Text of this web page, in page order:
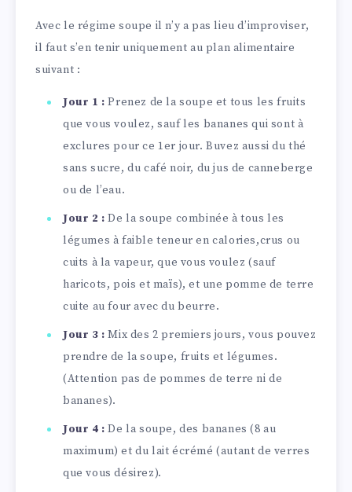
Avec le régime soupe il n’y a pas lieu d’improviser,
il faut s’en tenir uniquement au plan alimentaire
suivant :
Jour 1 : Prenez de la soupe et tous les fruits
que vous voulez, sauf les bananes qui sont à
exclures pour ce 1er jour. Buvez aussi du thé
sans sucre, du café noir, du jus de canneberge
ou de l’eau.
Jour 2 : De la soupe combinée à tous les
légumes à faible teneur en calories,crus ou
cuits à la vapeur, que vous voulez (sauf
haricots, pois et maïs), et une pomme de terre
cuite au four avec du beurre.
Jour 3 : Mix des 2 premiers jours, vous pouvez
prendre de la soupe, fruits et légumes.
(Attention pas de pommes de terre ni de
bananes).
Jour 4 : De la soupe, des bananes (8 au
maximum) et du lait écrémé (autant de verres
que vous désirez).